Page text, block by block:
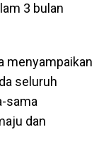
3 bulan
menyampaikan
seluruh
sama
dan